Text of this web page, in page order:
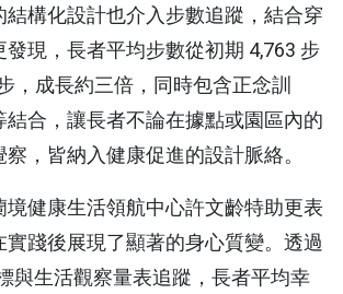
構化設計也介入步數追蹤，結合穿
現，長者平均步數從初期 4,763 步
，成長約三倍，同時包含正念訓
合，讓長者不論在據點或園區內的
，皆納入健康促進的設計脈絡。
健康生活領航中心許文齡特助更表
踐後展現了顯著的身心質變。透過
與生活觀察量表追蹤，長者平均幸